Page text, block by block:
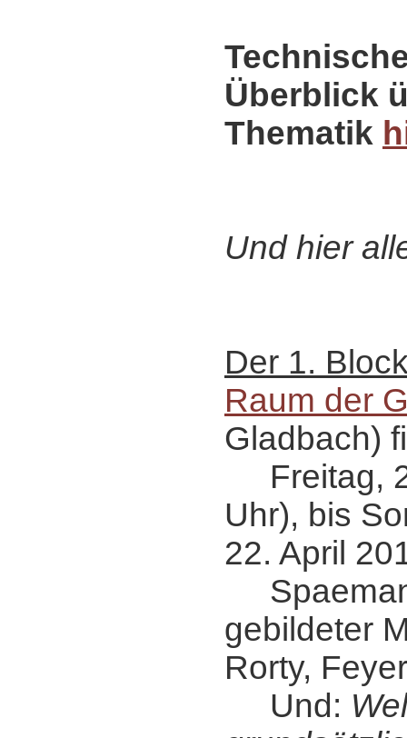
Überblick
Thematik
Und hier
Der 1.
Raum der
Gladbach)
Freitag,
Uhr), bis
22. April
gebildeter
Rorty,
Und: